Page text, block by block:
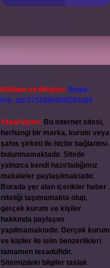
Reklam ve İletişim: Skype:
live:.cid.575569c608265c69
Yasal Uyarı: Bu internet sitesi,
herhangi bir marka, kurum veya
şahıs şirketi ile hiçbir bağlantısı
bulunmamaktadır. Sitede
yalnızca kendi hazırladığımız
makaleler paylaşılmaktadır.
Burada yer alan içerikler haber
niteliği taşımamakta olup,
gerçek kurum ve kişiler
hakkında paylaşım
yapılmamaktadır. Gerçek kurum
ve kişiler ile isim benzerlikleri
tamamen tesadüfidir.
Sitemizdeki bilgiler taslak